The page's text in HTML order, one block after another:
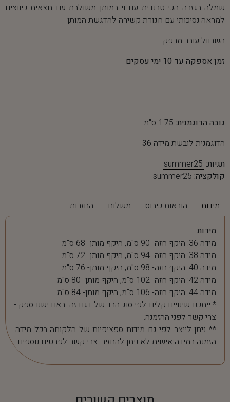
שמלה בגזרה הכי טרנדית עם וי במותן משולבת עם חצאית כיווצים
למראה נסיכותי עם חגורת קשירה להדגשת המותן
השרוול עובר מרפק
זמן אספקה עד 10 ימי עסקים
גובה הדוגמנית: 1.75 ס"מ
הדוגמנית לובשת מידה 36
תגיות: summer25
קולקציה: summer25
מידות הוראות כיבוס משלוח החזרות
מידות
מידה 36: היקף חזה- 90 ס"מ, היקף מותן- 68 ס"מ
מידה 38: היקף חזה- 94 ס"מ, היקף מותן- 72 ס"מ
מידה 40: היקף חזה- 98 ס"מ, היקף מותן- 76 ס"מ
מידה 42: היקף חזה- 102 ס"מ, היקף מותן- 80 ס"מ
מידה 44: היקף חזה- 106 ס"מ, היקף מותן- 84 ס"מ
* ייתכנו שינויים קלים לפי סוג הבד של דגם זה. באם ישנו ספק -
צרי קשר לפני ההזמנה.
** ניתן לייצר לפי גם מידות ספציפיות של הלקוחה בכל מידה.
הזמנה במידה אישית לא ניתן להחזיר. צרי קשר לפרטים נוספים.